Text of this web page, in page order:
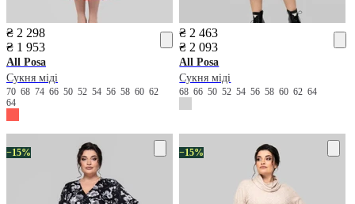
₴ 2 298
₴ 1 953
All Posa
Сукня міді
70 68 74 66 50 52 54 56 58 60 62
64
₴ 2 463
₴ 2 093
All Posa
Сукня міді
68665052545658606264
−15% −15%